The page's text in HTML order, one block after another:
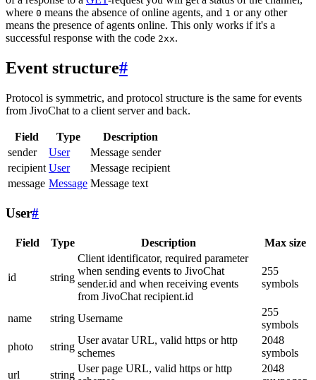
where 0 means the absence of online agents, and 1 or any other
means the presence of agents online. This only works if it's a
successful response with the code 2xx.
Event structure#
Protocol is symmetric, and protocol structure is the same for events
from JivoChat to a client server and back.
Field Type
Description
sender
User
Message sender
recipient User
Message recipient
message Message Message text
User#
Field Type Description Max size
id string
Client identificator, required parameter
when sending events to JivoChat
sender.id and when receiving events
from JivoChat recipient.id
255
symbols
name string Username
255
symbols
photo
string
User avatar URL, valid https or http
schemes
2048
symbols
url
string
User page URL, valid https or http
2048